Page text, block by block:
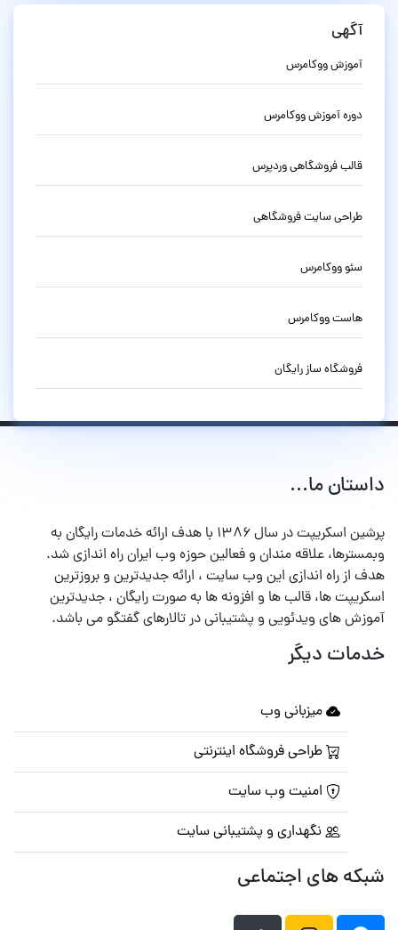
آگهی
آموزش ووکامرس
دوره آموزش ووکامرس
قالب فروشگاهی وردپرس
طراحی سایت فروشگاهی
سئو ووکامرس
هاست ووکامرس
فروشگاه ساز رایگان
داستان ما...
پرشین اسکریپت در سال ۱۳۸۶ با هدف ارائه خدمات رایگان به
وبمسترها، علاقه مندان و فعالین حوزه وب ایران راه اندازی شد.
هدف از راه اندازی این وب سایت ، ارائه جدیدترین و بروزترین
اسکریپت ها، قالب ها و افزونه ها به صورت رایگان ، جدیدترین
آموزش های ویدئویی و پشتیبانی در تالارهای گفتگو می باشد.
خدمات دیگر
میزبانی وب
طراحی فروشگاه اینترنتی
امنیت وب سایت
نگهداری و پشتیبانی سایت
شبکه های اجتماعی